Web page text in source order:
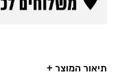
תיאור המוצר +